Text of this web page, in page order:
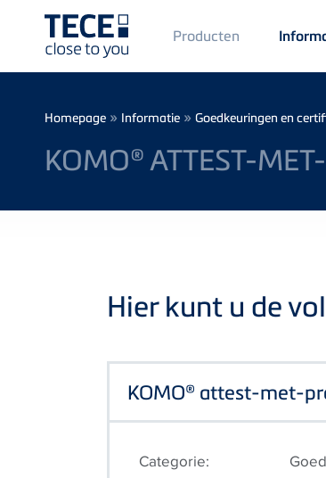
Main
Menü
1
Producten
Breadcrumb
Homepage » Informatie » Goedkeuringen en
KOMO® ATTEST-
Hier kunt u de
KOMO® attest-met-
Categorie: